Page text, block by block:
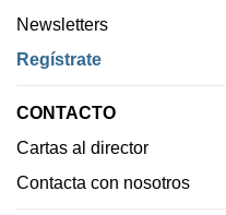
Newsletters
Regístrate
CONTACTO
Cartas al director
Contacta con nosotros